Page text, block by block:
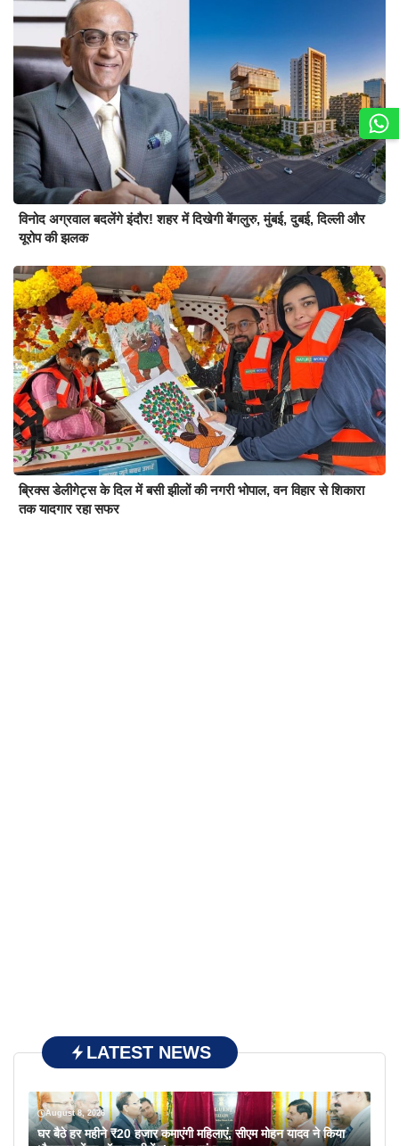
विनोद अग्रवाल बदलेंगे इंदौर! शहर में दिखेगी बेंगलुरु, मुंबई, दुबई, दिल्ली और
यूरोप की झलक
ब्रिक्स डेलीगेट्स के दिल में बसी झीलों की नगरी भोपाल, वन विहार से शिकारा
तक यादगार रहा सफर
LATEST NEWS
August 8, 2026
घर बैठे हर महीने ₹20 हजार कमाएंगी महिलाएं, सीएम मोहन यादव ने किया